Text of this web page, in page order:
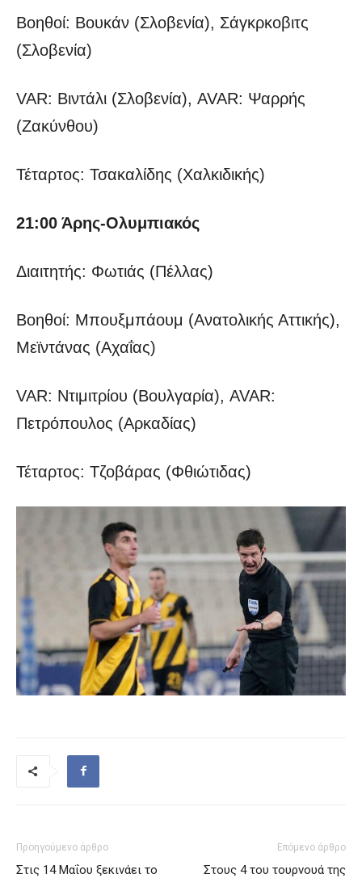
Βοηθοί: Βουκάν (Σλοβενία), Σάγκρκοβιτς
(Σλοβενία)
VAR: Βιντάλι (Σλοβενία), AVAR: Ψαρρής
(Ζακύνθου)
Τέταρτος: Τσακαλίδης (Χαλκιδικής)
21:00 Άρης-Ολυμπιακός
Διαιτητής: Φωτιάς (Πέλλας)
Βοηθοί: Μπουξμπάουμ (Ανατολικής Αττικής),
Μεϊντάνας (Αχαΐας)
VAR: Ντιμιτρίου (Βουλγαρία), AVAR:
Πετρόπουλος (Αρκαδίας)
Τέταρτος: Τζοβάρας (Φθιώτιδας)
Προηγούμενο άρθρο
Στις 14 Μαΐου ξεκινάει το
Επόμενο άρθρο
Στους 4 του τουρνουά της